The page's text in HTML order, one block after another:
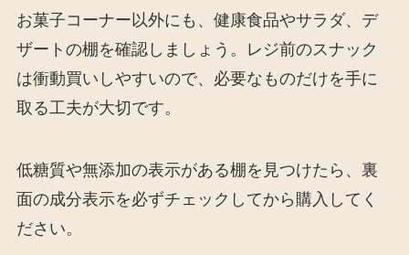
お菓子コーナー以外にも、健康食品やサラダ、デ
ザートの棚を確認しましょう。レジ前のスナック
は衝動買いしやすいので、必要なものだけを手に
取る工夫が大切です。
低糖質や無添加の表示がある棚を見つけたら、裏
面の成分表示を必ずチェックしてから購入してく
ださい。